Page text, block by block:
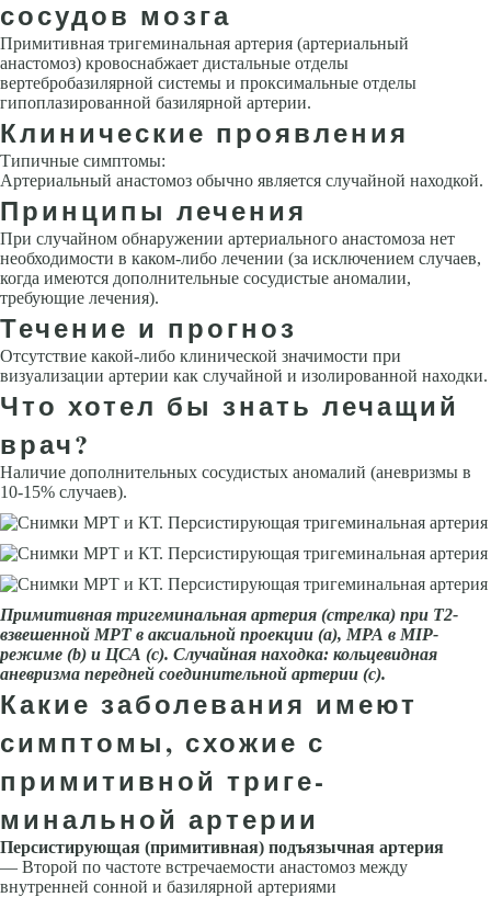
сосудов мозга
Примитивная тригеминальная артерия (артериальный
анастомоз) кровоснабжает дистальные отде­лы
вертебробазилярной системы и проксимальные отделы
гипоплазированной базилярной артерии.
Клинические проявления
Типичные симптомы:
Артериальный анастомоз обычно является случайной находкой.
Принципы лечения
При случайном обнаружении артериального анастомоза нет
необходимости в каком-либо лечении (за исключением случаев,
когда имеются дополнительные сосудистые аномалии,
требующие лечения).
Течение и прогноз
Отсутствие какой-либо клинической значимости при
визуализации арте­рии как случайной и изолированной находки.
Что хотел бы знать лечащий
врач?
Наличие дополнительных сосудистых аномалий (аневризмы в
10-15% случаев).
Примитивная триге­минальная артерия (стрелка) при Т2-
взвешенной МРТ в аксиальной проекции (а), МРА в MIP-
режиме (b) и ЦСА (с). Случайная находка: коль­цевидная
аневризма передней со­единительной артерии (с).
Какие заболевания имеют
симптомы, схожие с
примитивной триге­
минальной артерии
Персистирующая (примитивная) подъязычная артерия
— Второй по частоте встречаемости анастомоз между
внутренней сонной и базилярной артериями